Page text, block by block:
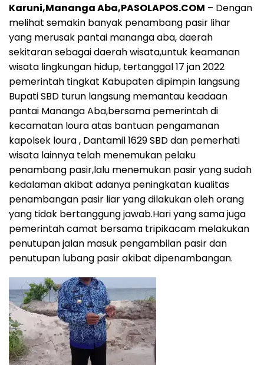
Karuni,Mananga Aba,PASOLAPOS.COM – Dengan
melihat semakin banyak penambang pasir lihar
yang merusak pantai mananga aba, daerah
sekitaran sebagai daerah wisata,untuk keamanan
wisata lingkungan hidup, tertanggal 17 jan 2022
pemerintah tingkat Kabupaten dipimpin langsung
Bupati SBD turun langsung memantau keadaan
pantai Mananga Aba,bersama pemerintah di
kecamatan loura atas bantuan pengamanan
kapolsek loura , Dantamil 1629 SBD dan pemerhati
wisata lainnya telah menemukan pelaku
penambang pasir,lalu menemukan pasir yang sudah
kedalaman akibat adanya peningkatan kualitas
penambangan pasir liar yang dilakukan oleh orang
yang tidak bertanggung jawab.Hari yang sama juga
pemerintah camat bersama tripikacam melakukan
penutupan jalan masuk pengambilan pasir dan
penutupan lubang pasir akibat dipenambangan.